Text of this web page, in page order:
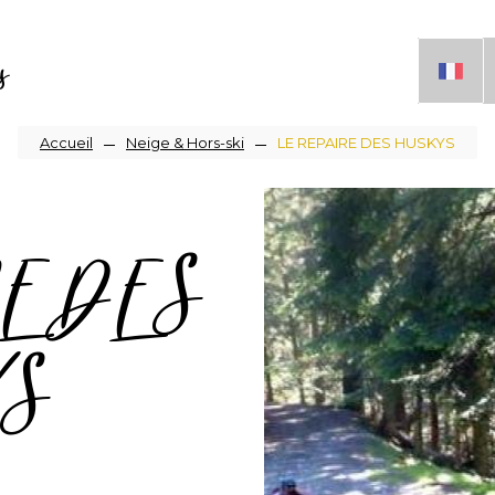
Fil
Accueil Neige & Hors-ski LE REPAIRE DES HUSKYS
DES